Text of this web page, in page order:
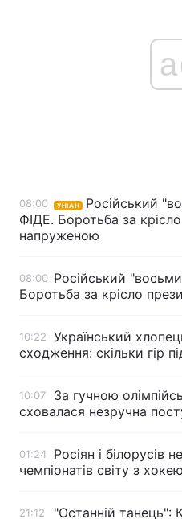
Україна
Спорт
Зброя
Здоров'я
Екологія
08:00 УНІАН
Російський
ФІДЕ. Боротьба за
напруженою
08:00 Російський
Боротьба за крісло
10:22
Український
сходження: скільки гір
10:07
За гучною
сховалася незручна
01:24
Росіян і білорусів
чемпіонатів світу з
21:12
"Останній танець":